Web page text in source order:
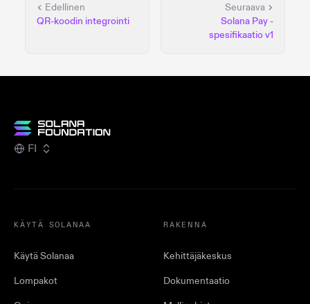
Edellinen
QR-koodin integrointi
Seuraava
Solana Pay -
spesifikaatio v1
FI
KÄYTÄ SOLANAA
Käytä Solanaa
Lompakot
RAKENNA
Kehittäjäkeskus
Dokumentaatio